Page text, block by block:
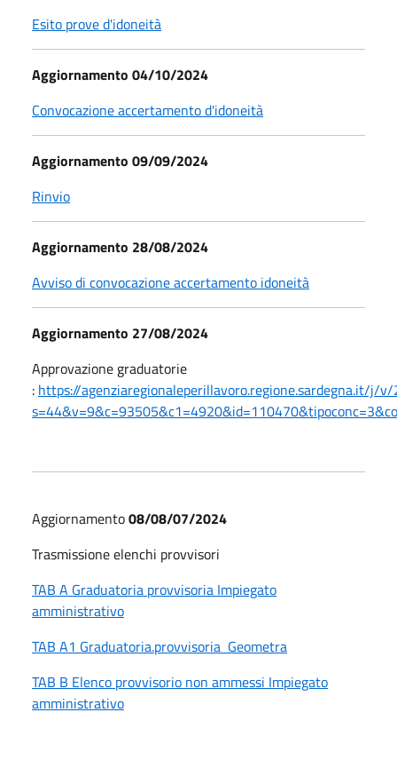
Esito prove d'idoneità
Aggiornamento 04/10/2024
Convocazione accertamento d'idoneità
Aggiornamento 09/09/2024
Rinvio
Aggiornamento 28/08/2024
Avviso di convocazione accertamento idoneità
Aggiornamento 27/08/2024
Approvazione graduatorie
: https://agenziaregionaleperillavoro.regione.sardegna.it/j/
Aggiornamento08/08/07/2024
Trasmissione elenchi provvisori
TAB A Graduatoria provvisoria Impiegato
amministrativo
TAB A1 Graduatoria.provvisoria Geometra
TAB B Elenco provvisorio non ammessi Impiegato
amministrativo